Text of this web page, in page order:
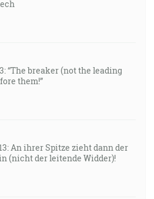
“The breaker (not the leading
them!”
An ihrer Spitze zieht dann der
(nicht der leitende Widder)!